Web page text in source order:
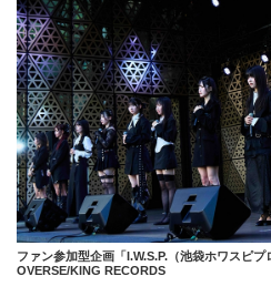
ファン参加型企画「I.W.S.P.（池袋ホワスピプ
OVERSE/KING RECORDS